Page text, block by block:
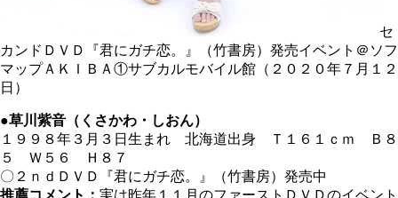
セ
カンドＤＶＤ『君にガチ恋。』（竹書房）発売イベント＠ソフ
マップＡＫＩＢＡ①サブカルモバイル館（２０２０年７月１２
日）
●草川紫音（くさかわ・しおん）
１９９８年３月３日生まれ 北海道出身 Ｔ１６１ｃｍ Ｂ８
５ Ｗ５６ Ｈ８７
〇２ｎｄＤＶＤ『君にガチ恋。』（竹書房）発売中
推薦コメント： 実は昨年１１月のファーストＤＶＤのイベント